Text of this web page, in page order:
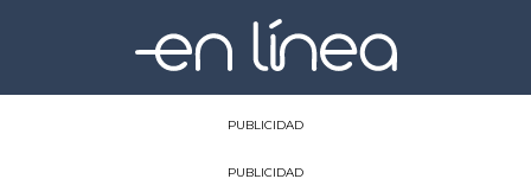
PUBLICIDAD
PUBLICIDAD